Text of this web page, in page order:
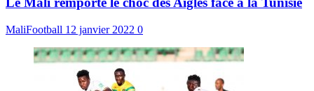
MaliFootball 12 janvier 2022 0